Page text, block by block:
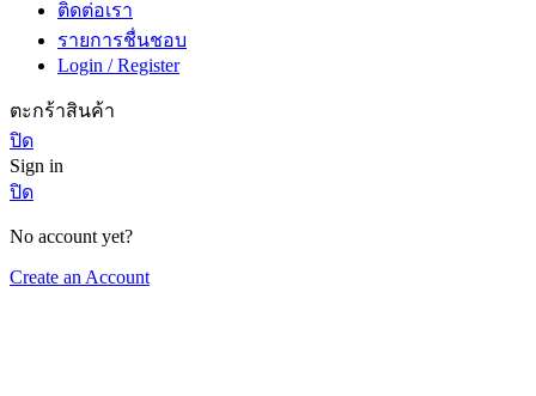
ติดต่อเรา
รายการชื่นชอบ
Login / Register
ตะกร้าสินค้า
ปิด
Sign in
ปิด
No account yet?
Create an Account